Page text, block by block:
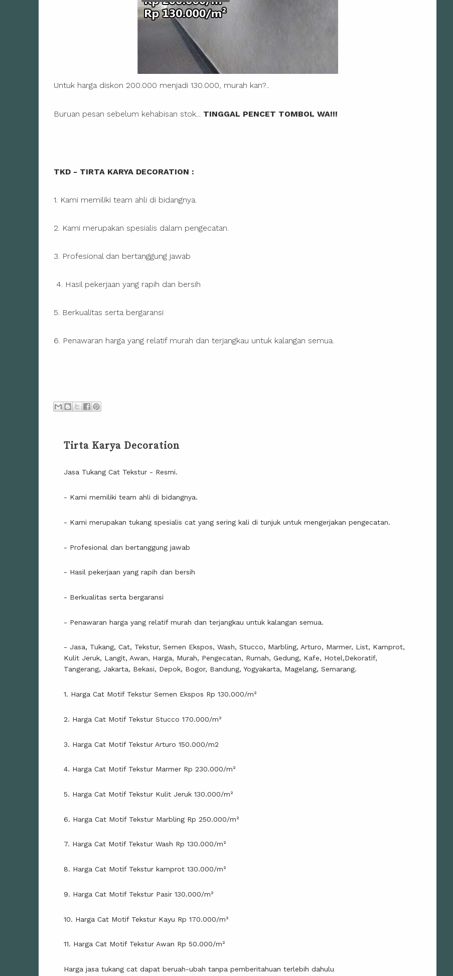
Untuk harga diskon 200.000 menjadi 130.000, murah kan?..
Buruan pesan sebelum kehabisan stok... TINGGAL PENCET TOMBOL WA!!!
TKD - TIRTA KARYA DECORATION :
1. Kami memiliki team ahli di bidangnya.
2. Kami merupakan spesialis dalam pengecatan.
3. Profesional dan bertanggung jawab
4. Hasil pekerjaan yang rapih dan bersih
5. Berkualitas serta bergaransi
6. Penawaran harga yang relatif murah dan terjangkau untuk kalangan semua.
Tirta Karya Decoration
Jasa Tukang Cat Tekstur - Resmi.
- Kami memiliki team ahli di bidangnya.
- Kami merupakan tukang spesialis cat yang sering kali di tunjuk untuk mengerjakan pengecatan.
- Profesional dan bertanggung jawab
- Hasil pekerjaan yang rapih dan bersih
- Berkualitas serta bergaransi
- Penawaran harga yang relatif murah dan terjangkau untuk kalangan semua.
- Jasa, Tukang, Cat, Tekstur, Semen Ekspos, Wash, Stucco, Marbling, Arturo, Marmer, List, Kamprot,
Kulit Jeruk, Langit, Awan, Harga, Murah, Pengecatan, Rumah, Gedung, Kafe, Hotel,Dekoratif,
Tangerang, Jakarta, Bekasi, Depok, Bogor, Bandung, Yogyakarta, Magelang, Semarang.
1. Harga Cat Motif Tekstur Semen Ekspos Rp 130.000/m²
2. Harga Cat Motif Tekstur Stucco 170.000/m²
3. Harga Cat Motif Tekstur Arturo 150.000/m2
4. Harga Cat Motif Tekstur Marmer Rp 230.000/m²
5. Harga Cat Motif Tekstur Kulit Jeruk 130.000/m²
6. Harga Cat Motif Tekstur Marbling Rp 250.000/m²
7. Harga Cat Motif Tekstur Wash Rp 130.000/m²
8. Harga Cat Motif Tekstur kamprot 130.000/m²
9. Harga Cat Motif Tekstur Pasir 130.000/m²
10. Harga Cat Motif Tekstur Kayu Rp 170.000/m²
11. Harga Cat Motif Tekstur Awan Rp 50.000/m²
Harga jasa tukang cat dapat beruah-ubah tanpa pemberitahuan terlebih dahulu